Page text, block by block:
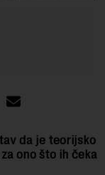
da je teorijsko
ono što ih čeka